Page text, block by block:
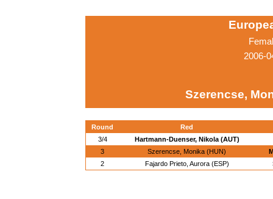
2006-
Szerencse,
Round
Red
3/4
Hartmann-Duenser, Nikola (AUT)
3
Szerencse, Monika (HUN)
2
Fajardo Prieto, Aurora (ESP)